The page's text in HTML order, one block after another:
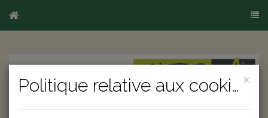
×
Politique relative aux cookies